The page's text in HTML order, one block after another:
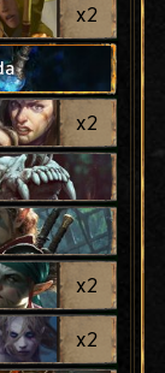
x2
x2
x2
x2